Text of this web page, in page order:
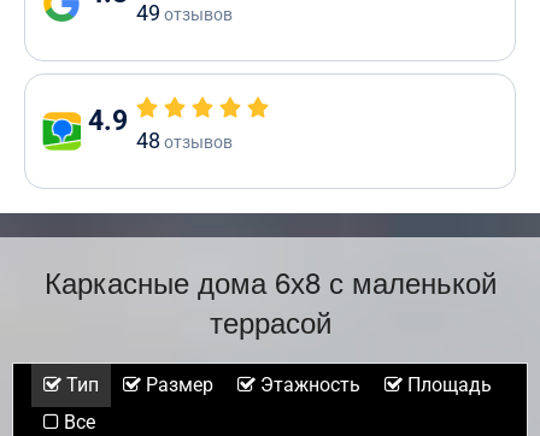
49 отзывов
4.9
48 отзывов
Каркасные дома 6х8 с маленькой
террасой
Тип Размер Этажность
Площадь
Все